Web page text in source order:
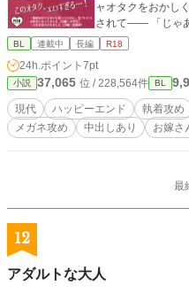
ャオタクをおかし
されて―― 「じゃ
俺男だけど、処女
キでうっかりイッ
て……。 「諒真さ
♡」 まんこって
も、デカいチンポ
ぇ……！ 賢者タイ
アパートへ。 「
お嫁さんにしま
い掛かるハピエ
ます☆ ※ムーンラ
ro>に書いていた
BL 連載中 長編 R18
24h.ポイント 7pt
小説 37,065 位 / 228,564件 BL
現代 ハッピーエンド 執着攻め
メガネ攻め
中出しあり お嫁さ
最
12
アダルトな大人